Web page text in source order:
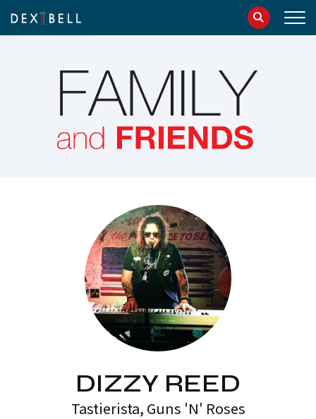
086181241
DIZZY REED
Tastierista, Guns 'N' Roses